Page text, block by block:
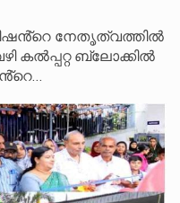
നേതൃത്വത്തിൽ
കൽപ്പറ്റ ബ്ലോക്കിൽ